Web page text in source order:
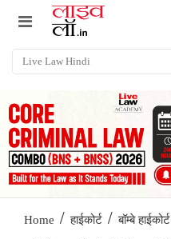
Home / हाईकोर्ट / बॉम्बे हाईकोर्ट